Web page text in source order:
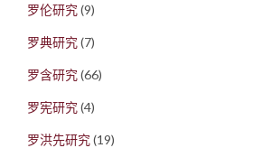
罗伦研究(9)
罗典研究(7)
罗含研究(66)
罗宪研究(4)
罗洪先研究(19)